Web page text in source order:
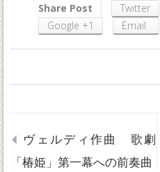
Share Post Twitter
Google +1
Email
ヴェルディ作曲 歌劇
「椿姫」第一幕への前奏曲